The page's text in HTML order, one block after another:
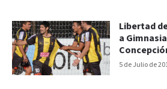
5 de Julio de
Libertad
a